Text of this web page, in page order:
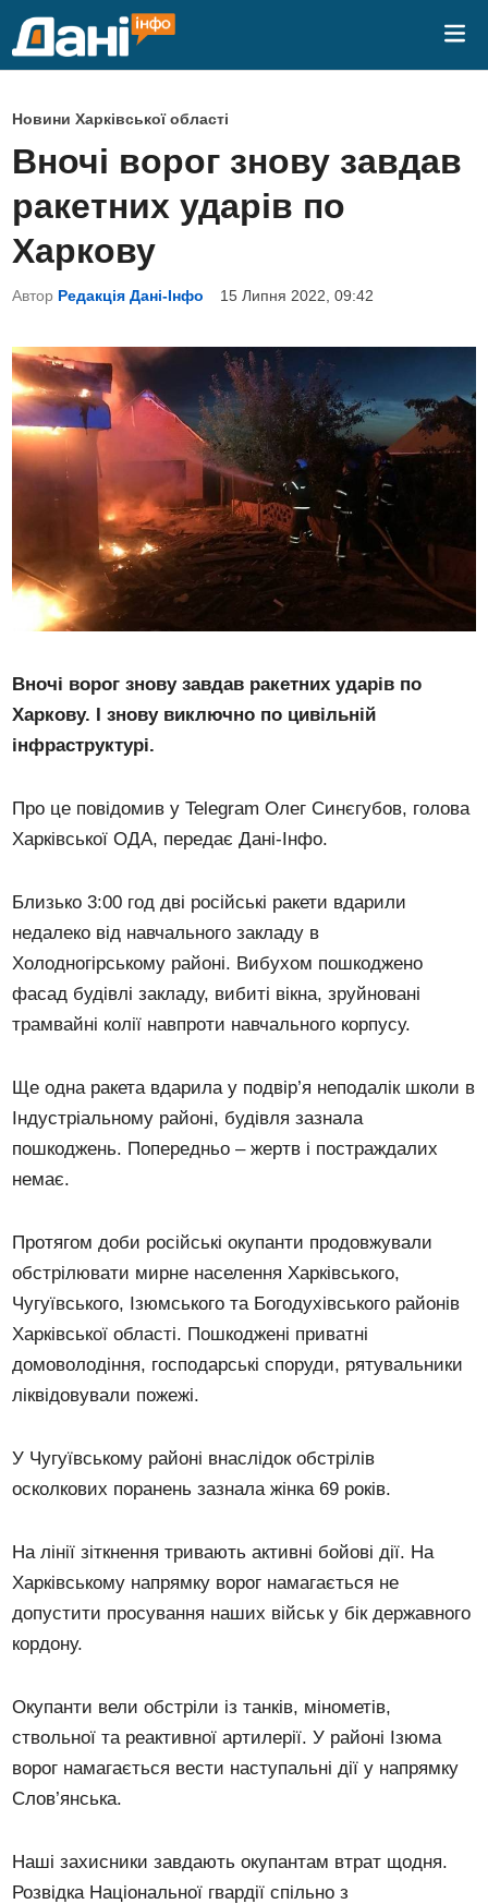
P
o
s
e
d
i
Новини Харківської області
Вночі ворог знову завдав
ракетних ударів по
Харкову
Автор Редакція Дані-Інфо 15 Липня 2022, 09:42
Вночі ворог знову завдав ракетних ударів по
Харкову. І знову виключно по цивільній
інфраструктурі.
Про це повідомив у Telegram Олег Синєгубов, голова
Харківської ОДА, передає Дані-Інфо.
Близько 3:00 год дві російські ракети вдарили
недалеко від навчального закладу в
Холодногірському районі. Вибухом пошкоджено
фасад будівлі закладу, вибиті вікна, зруйновані
трамвайні колії навпроти навчального корпусу.
Ще одна ракета вдарила у подвір’я неподалік школи в
Індустріальному районі, будівля зазнала
пошкоджень. Попередньо – жертв і постраждалих
немає.
Протягом доби російські окупанти продовжували
обстрілювати мирне населення Харківського,
Чугуївського, Ізюмського та Богодухівського районів
Харківської області. Пошкоджені приватні
домоволодіння, господарські споруди, рятувальники
ліквідовували пожежі.
У Чугуївському районі внаслідок обстрілів
осколкових поранень зазнала жінка 69 років.
На лінії зіткнення тривають активні бойові дії. На
Харківському напрямку ворог намагається не
допустити просування наших військ у бік державного
кордону.
Окупанти вели обстріли із танків, мінометів,
ствольної та реактивної артилерії. У районі Ізюма
ворог намагається вести наступальні дії у напрямку
Слов’янська.
Наші захисники завдають окупантам втрат щодня.
Розвідка Національної гвардії спільно з